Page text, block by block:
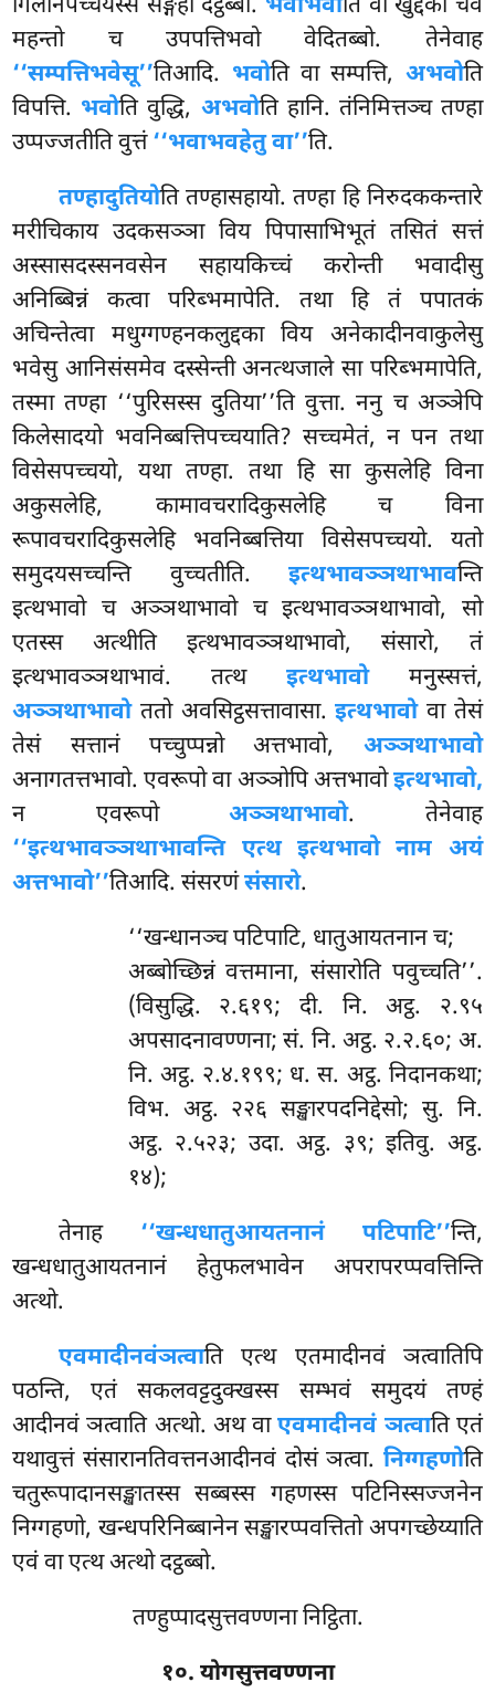
गिलानपच्चयस्स सङ्गहो दट्ठब्बो. भवाभवोति वा खुद्दको चेव
महन्तो च उपपत्तिभवो वेदितब्बो. तेनेवाह
‘‘सम्पत्तिभवेसू’’तिआदि. भवोति वा सम्पत्ति, अभवोति
विपत्ति. भवोति वुद्धि, अभवोति हानि. तंनिमित्तञ्च तण्हा
उप्पज्जतीति वुत्तं‘‘भवाभवहेतु वा’’ति.
तण्हादुतियोति तण्हासहायो. तण्हा हि निरुदककन्तारे
मरीचिकाय उदकसञ्ञा विय पिपासाभिभूतं तसितं सत्तं
अस्सासदस्सनवसेन सहायकिच्चं करोन्ती भवादीसु
अनिब्बिन्नं कत्वा परिब्भमापेति. तथा हि तं पपातकं
अचिन्तेत्वा मधुग्गण्हनकलुद्दका विय अनेकादीनवाकुलेसु
भवेसु आनिसंसमेव दस्सेन्ती अनत्थजाले सा परिब्भमापेति,
तस्मा तण्हा ‘‘पुरिसस्स दुतिया’’ति वुत्ता. ननु च अञ्ञेपि
किलेसादयो भवनिब्बत्तिपच्चयाति? सच्चमेतं, न पन तथा
विसेसपच्चयो, यथा तण्हा. तथा हि सा कुसलेहि विना
अकुसलेहि, कामावचरादिकुसलेहि च विना
रूपावचरादिकुसलेहि भवनिब्बत्तिया विसेसपच्चयो. यतो
समुदयसच्चन्ति वुच्चतीति. इत्थभावञ्ञथाभावन्ति
इत्थभावो च अञ्ञथाभावो च इत्थभावञ्ञथाभावो, सो
एतस्स अत्थीति इत्थभावञ्ञथाभावो, संसारो, तं
इत्थभावञ्ञथाभावं. तत्थ इत्थभावोमनुस्सत्तं,
अञ्ञथाभावोततो अवसिट्ठसत्तावासा.इत्थभावोवा तेसं
तेसं सत्तानं पच्चुप्पन्नो अत्तभावो, अञ्ञथाभावो
अनागतत्तभावो. एवरूपो वा अञ्ञोपि अत्तभावोइत्थभावो,
न एवरूपोअञ्ञथाभावो. तेनेवाह
‘‘इत्थभावञ्ञथाभावन्ति एत्थ इत्थभावो नाम अयं
अत्तभावो’’तिआदि. संसरणंसंसारो.
‘‘खन्धानञ्च पटिपाटि, धातुआयतनान च;
अब्बोच्छिन्नं वत्तमाना, संसारोति पवुच्चति’’.
(विसुद्धि. २.६१९; दी. नि. अट्ठ. २.९५
अपसादनावण्णना; सं. नि. अट्ठ. २.२.६०; अ.
नि. अट्ठ. २.४.१९९; ध. स. अट्ठ. निदानकथा;
विभ. अट्ठ. २२६ सङ्खारपदनिद्देसो; सु. नि.
अट्ठ. २.५२३; उदा. अट्ठ. ३९; इतिवु. अट्ठ.
१४);
तेनाह ‘‘खन्धधातुआयतनानं पटिपाटि’’न्ति,
खन्धधातुआयतनानं हेतुफलभावेन अपरापरप्पवत्तिन्ति
अत्थो.
एवमादीनवंञत्वाति एत्थ एतमादीनवं ञत्वातिपि
पठन्ति, एतं सकलवट्टदुक्खस्स सम्भवं समुदयं तण्हं
आदीनवं ञत्वाति अत्थो. अथ वाएवमादीनवं ञत्वाति एतं
यथावुत्तं संसारानतिवत्तनआदीनवं दोसं ञत्वा. निग्गहणोति
चतुरूपादानसङ्खातस्स सब्बस्स गहणस्स पटिनिस्सज्जनेन
निग्गहणो, खन्धपरिनिब्बानेन सङ्खारप्पवत्तितो अपगच्छेय्याति
एवं वा एत्थ अत्थो दट्ठब्बो.
तण्हुप्पादसुत्तवण्णना निट्ठिता.
१०. योगसुत्तवण्णना